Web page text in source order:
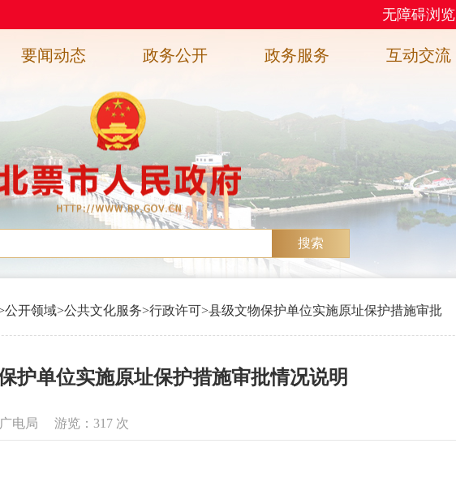
无障碍浏览
要闻动态 政务公开 政务服务 互动交流
搜索
公开领域>公共文化服务>行政许可>县级文物保护单位实施原址保护措施审批
护单位实施原址保护措施审批情况说明
广电局 游览： 317 次